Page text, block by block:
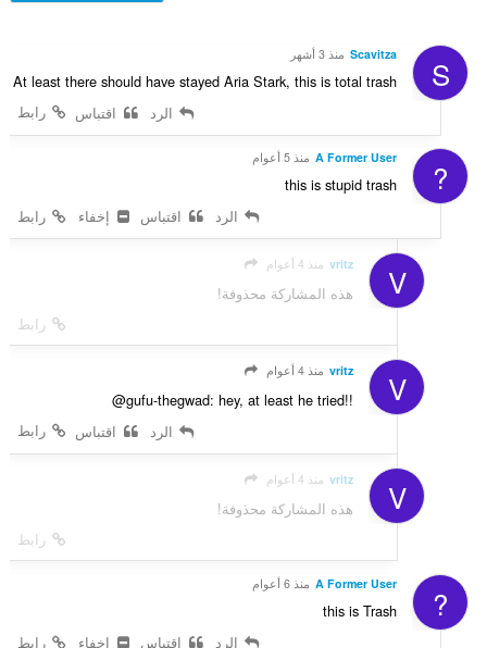
S
Scavitza منذ 3 أشهر
At least there should have stayed Aria Stark, this is total trash
رابط
الرد اقتباس
?
A Former User منذ 5 أعوام
this is stupid trash
إخفاء
رابط الرد اقتباس
V
vritz منذ 4 أعوام
هذه المشاركة محذوفة!
رابط
V
vritz منذ 4 أعوام
@gufu-thegwad: hey, at least he tried!!
رابط
الرد اقتباس
V
vritz منذ 4 أعوام
هذه المشاركة محذوفة!
رابط
?
A Former User منذ 6 أعوام
this is Trash
إخفاء
رابط الرد اقتباس